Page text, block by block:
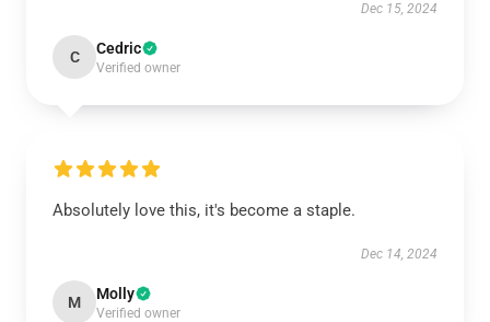
Dec 15, 2024
C Cedric
Verified owner
Absolutely love this, it's become a staple.
Dec 14, 2024
M Molly
Verified owner